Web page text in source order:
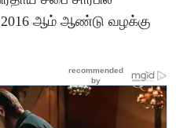
ஆம் ஆண்டு வழக்கு